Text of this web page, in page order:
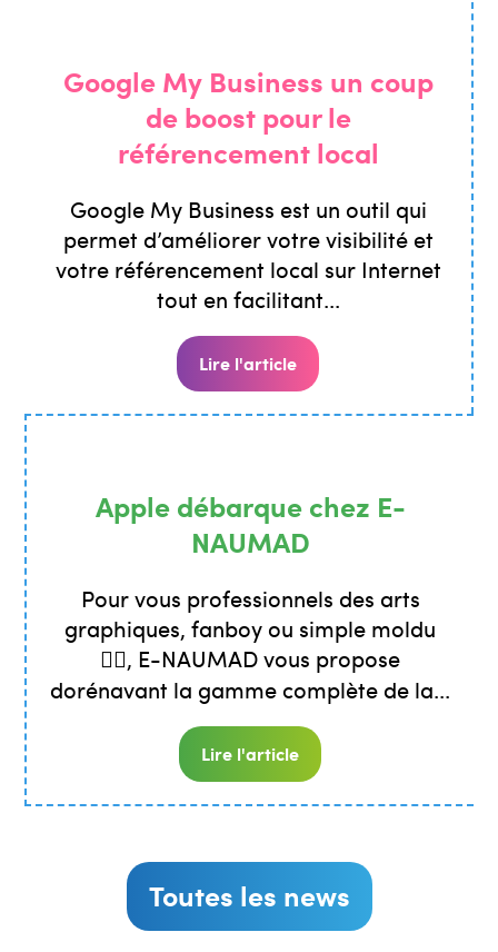
Google My Business un coup
de boost pour le
référencement local
Google My Business est un outil qui
permet d’améliorer votre visibilité et
votre référencement local sur Internet
tout en facilitant...
Lire l'article
Apple débarque chez E-
NAUMAD
Pour vous professionnels des arts
graphiques, fanboy ou simple moldu
🧙‍♂️, E-NAUMAD vous propose
dorénavant la gamme complète de la...
Lire l'article
Toutes les news